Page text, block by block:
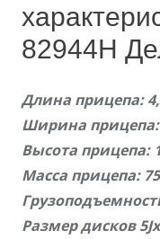
82944H
Длина прицепа:
Ширина прицепа:
Высота прицепа:
Масса прицепа:
Размер дисков